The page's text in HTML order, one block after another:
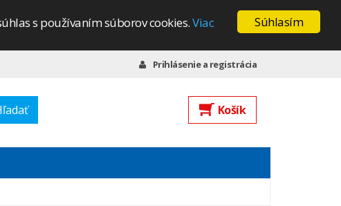
Súhlasím
s používaním súborov cookies.Viac
Prihlásenie a registrácia
Košík